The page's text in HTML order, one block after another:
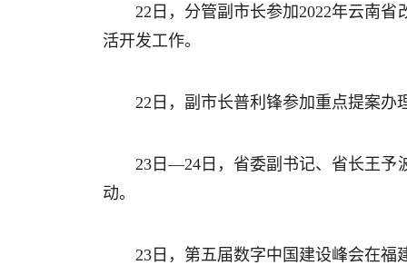
22日，分管副市长参加2022年云南
活开发工作。
22日，副市长普利锋参加重点提案
23日—24日，省委副书记、省长王予
动。
23日，第五届数字中国建设峰会在